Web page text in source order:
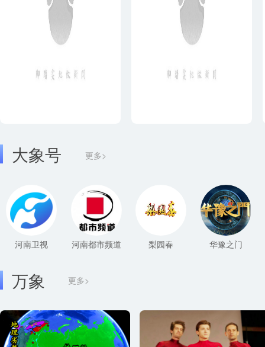
大象号 更多>
河南卫视 河南都市频道 梨园春 华豫之门
更多>
万象